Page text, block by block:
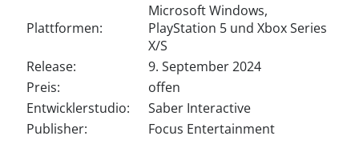
Plattformen:
Microsoft Windows,
PlayStation 5 und Xbox Series
X/S
Release:
9. September 2024
Preis:
offen
Entwicklerstudio:
Saber Interactive
Publisher:
Focus Entertainment